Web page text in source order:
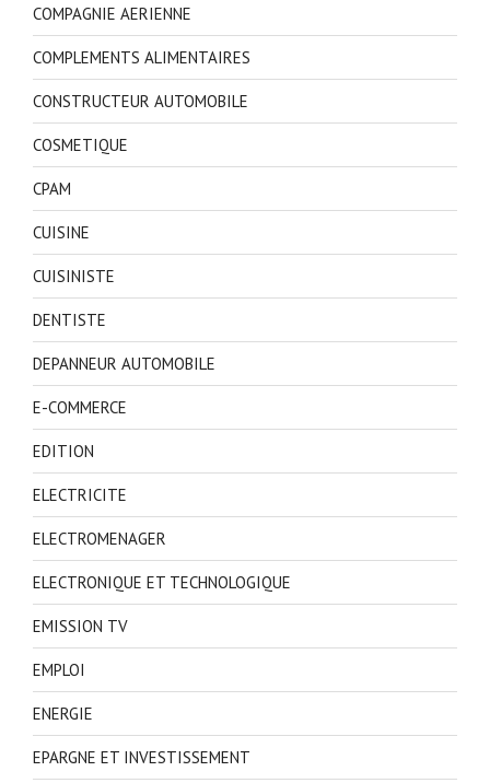
COMPAGNIE AERIENNE
COMPLEMENTS ALIMENTAIRES
CONSTRUCTEUR AUTOMOBILE
COSMETIQUE
CPAM
CUISINE
CUISINISTE
DENTISTE
DEPANNEUR AUTOMOBILE
E-COMMERCE
EDITION
ELECTRICITE
ELECTROMENAGER
ELECTRONIQUE ET TECHNOLOGIQUE
EMISSION TV
EMPLOI
ENERGIE
EPARGNE ET INVESTISSEMENT